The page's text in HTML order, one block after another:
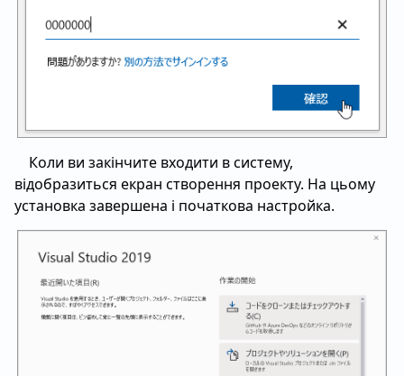
Коли ви закінчите входити в систему,
відобразиться екран створення проекту. На цьому
установка завершена і початкова настройка.